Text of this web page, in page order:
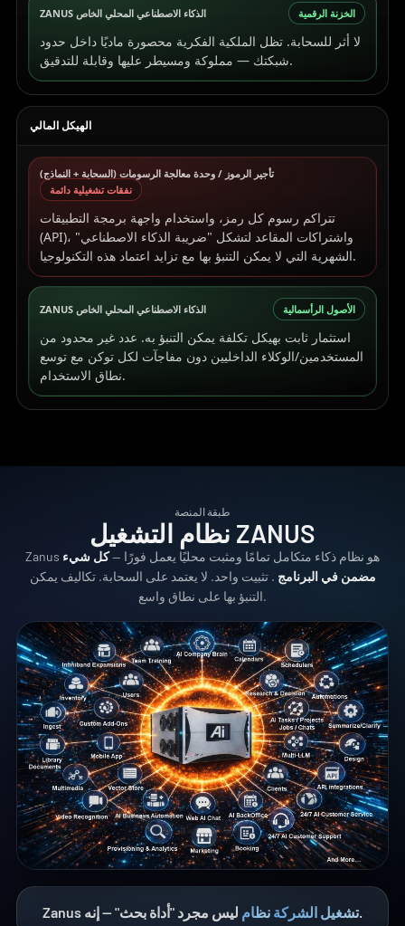
ZANUS الذكاء الاصطناعي المحلي الخاص الخزنة الرقمية
لا أثر للسحابة. تظل الملكية الفكرية محصورة ماديًا داخل حدود
شبكتك — مملوكة ومسيطر عليها وقابلة للتدقيق.
الهيكل المالي
تأجير الرموز / وحدة معالجة الرسومات (السحابة + النماذج)
نفقات تشغيلية دائمة
تتراكم رسوم كل رمز، واستخدام واجهة برمجة التطبيقات
(API)، واشتراكات المقاعد لتشكل "ضريبة الذكاء الاصطناعي"
الشهرية التي لا يمكن التنبؤ بها مع تزايد اعتماد هذه التكنولوجيا.
ZANUS الذكاء الاصطناعي المحلي الخاص الأصول الرأسمالية
استثمار ثابت بهيكل تكلفة يمكن التنبؤ به. عدد غير محدود من
المستخدمين/الوكلاء الداخليين دون مفاجآت لكل توكن مع توسع
نطاق الاستخدام.
طبقة المنصة
نظام التشغيل ZANUS
Zanus هو نظام ذكاء متكامل تمامًا ومثبت محليًا يعمل فورًا —كل شيء
مضمن في البرنامج . تثبيت واحد. لا يعتمد على السحابة. تكاليف يمكن
التنبؤ بها على نطاق واسع.
نظام تشغيل الشركة.